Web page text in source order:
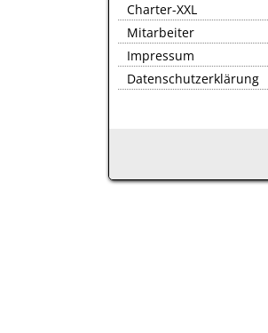
Charter-XXL
Mitarbeiter
Impressum
Datenschutzerklärung